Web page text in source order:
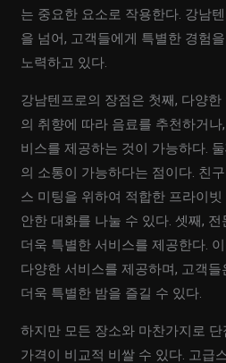
는 중요한 요소로 작용한다. 강남
을 넘어, 고객들에게 특별한 경험
노력하고 있다.
강남텐프로의 장점은 첫째, 다양
의 취향에 따라 음료를 추천하거
비스를 제공하는 것이 가능하다.
의 소통이 가능하다는 점이다. 친
스 미팅을 위하여 적합한 프라이
안한 대화를 나눌 수 있다. 셋째,
더욱 특별한 서비스를 제공한다.
다양한 서비스를 제공하며, 고객
더욱 특별한 밤을 즐길 수 있다.
하지만 모든 장소와 마찬가지로
가격이 비교적 비쌀 수 있다. 고급